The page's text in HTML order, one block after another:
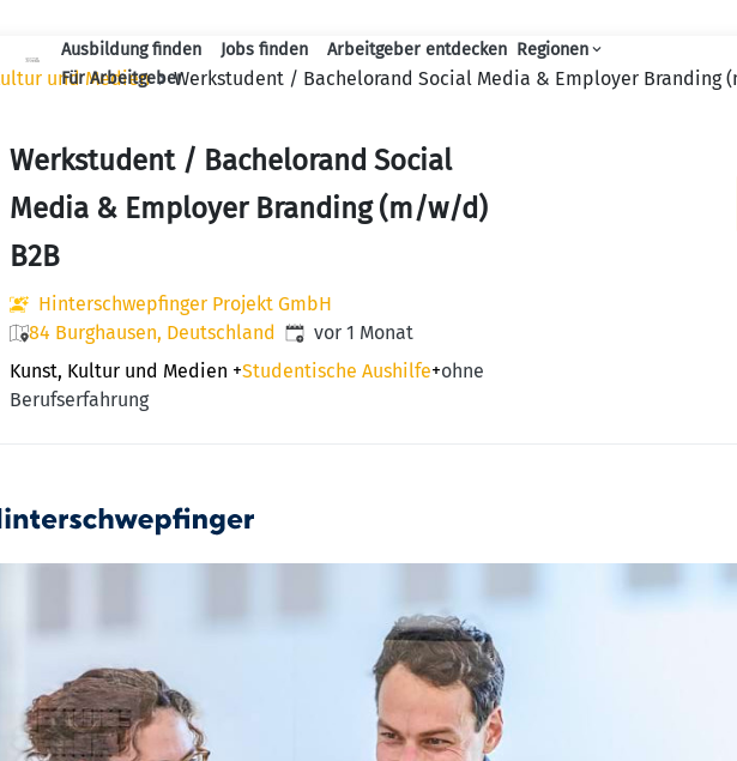
Haupt-Navigation
Ausbildung finden Jobs finden Arbeitgeber entdecken Regionen
Für Arbeitgeber
und Medien Werkstudent / Bachelorand Social Media & Employer Branding
Werkstudent / Bachelorand Social
Media & Employer Branding (m/w/d)
B2B
Hinterschwepfinger Projekt GmbH
84 Burghausen, Deutschland Veröffentlicht:
vor 1 Monat
Kunst, Kultur und Medien +Studentische Aushilfe+ohne
Berufserfahrung